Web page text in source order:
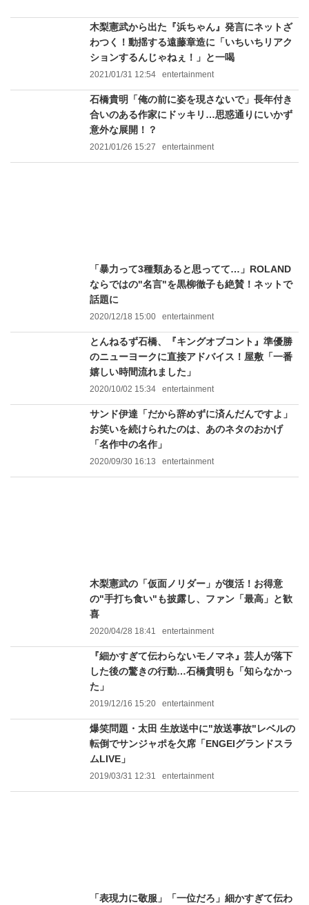
木梨憲武から出た『浜ちゃん』発言にネットざ
わつく！動揺する遠藤章造に「いちいちリアク
ションするんじゃねぇ！」と一喝
2021/01/31 12:54 entertainment
石橋貴明「俺の前に姿を現さないで」長年付き
合いのある作家にドッキリ…思惑通りにいかず
意外な展開！？
2021/01/26 15:27 entertainment
「暴力って3種類あると思ってて…」ROLAND
ならではの"名言"を黒柳徹子も絶賛！ネットで
話題に
2020/12/18 15:00 entertainment
とんねるず石橋、『キングオブコント』準優勝
のニューヨークに直接アドバイス！屋敷「一番
嬉しい時間流れました」
2020/10/02 15:34 entertainment
サンド伊達「だから辞めずに済んだんですよ」
お笑いを続けられたのは、あのネタのおかげ
「名作中の名作」
2020/09/30 16:13 entertainment
木梨憲武の「仮面ノリダー」が復活！お得意
の"手打ち食い"も披露し、ファン「最高」と歓
喜
2020/04/28 18:41 entertainment
『細かすぎて伝わらないモノマネ』芸人が落下
した後の驚きの行動…石橋貴明も「知らなかっ
た」
2019/12/16 15:20 entertainment
爆笑問題・太田 生放送中に"放送事故"レベルの
転倒でサンジャポを欠席「ENGEIグランドスラ
ムLIVE」
2019/03/31 12:31 entertainment
「表現力に敬服」「一位だろ」細かすぎて伝わ